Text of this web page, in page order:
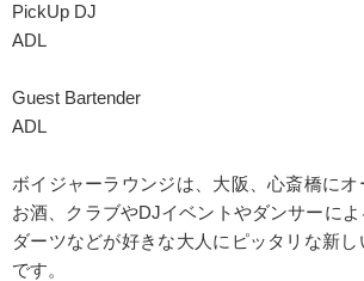
PickUp DJ
ADL
Guest Bartender
ADL
ボイジャーラウンジは、大阪、心斎橋にオ
お酒、クラブやDJイベントやダンサーに
ダーツなどが好きな大人にピッタリな新し
です。